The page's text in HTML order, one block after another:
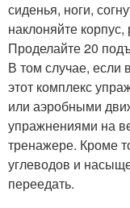
сиденья, ноги,
наклоняйте
Проделайте 20
В том случае, если
этот комплекс
или аэробными
упражнениями на
тренажере. Кроме
углеводов и
переедать.